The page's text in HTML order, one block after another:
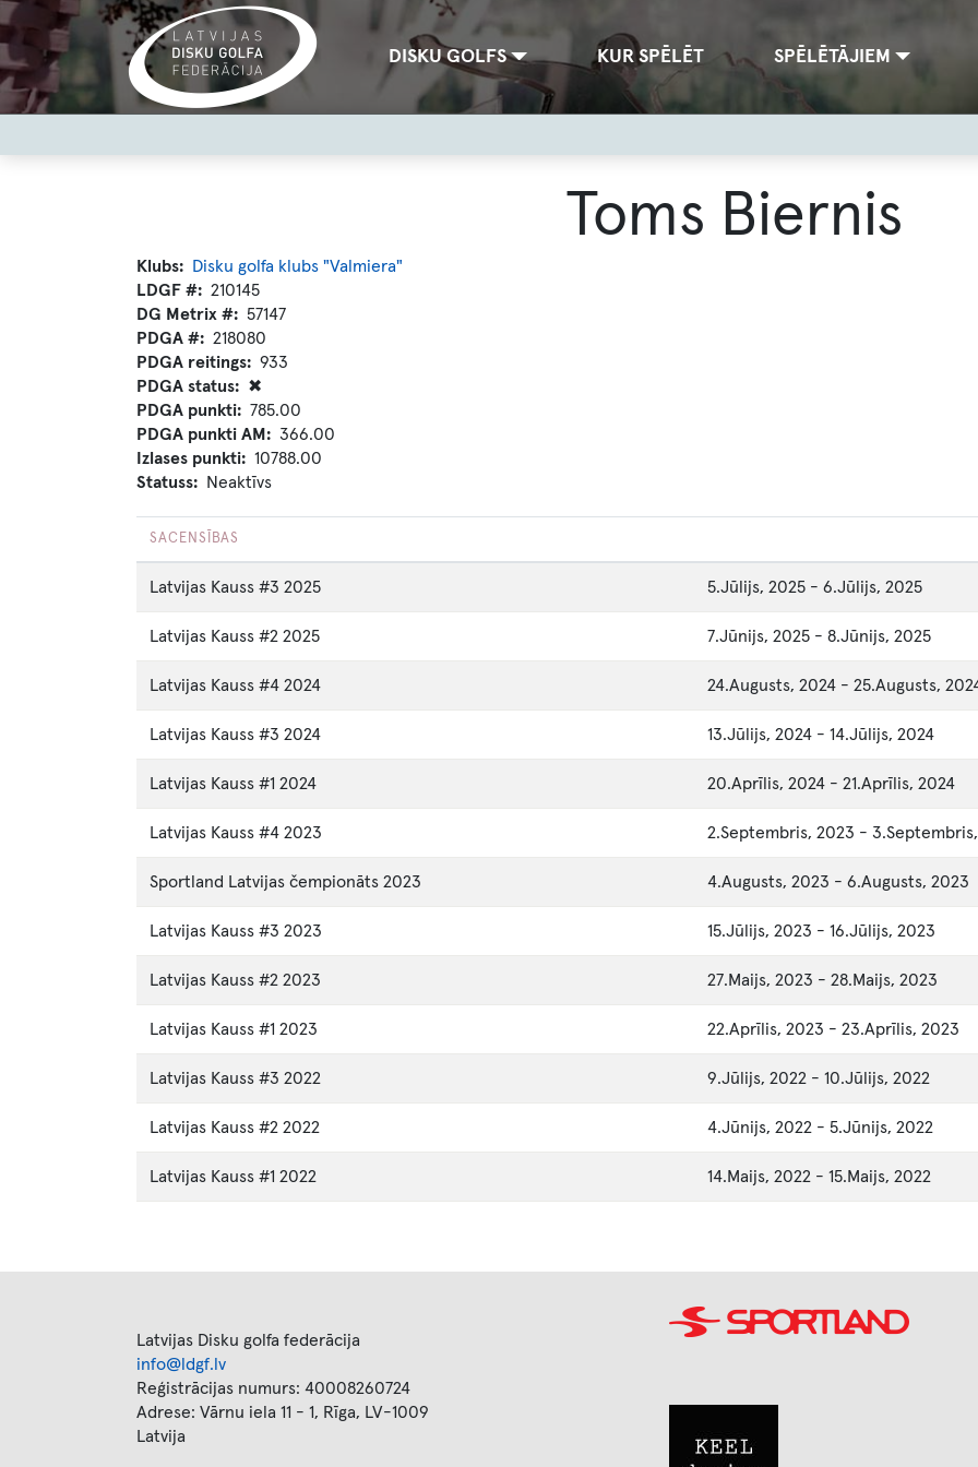
Pārlekt
galveno
saturu
navigationDISKU GOLFS KUR SPĒLĒT SPĒLĒTĀJIEM
menu
Toms Biernis
Klubs
Disku golfa klubs "Valmiera"
LDGF #
210145
DG Metrix #
57147
PDGA #
218080
PDGA reitings
933
PDGA status
✖
PDGA punkti
785.00
PDGA punkti AM
366.00
Izlases punkti
10788.00
Statuss
Neaktīvs
SACENSĪBAS
Latvijas Kauss #3 2025 5.Jūlijs, 2025 - 6.Jūlijs, 2025
Latvijas Kauss #2 2025 7.Jūnijs, 2025 - 8.Jūnijs, 2025
Latvijas Kauss #4 2024 24.Augusts, 2024 - 25.Augusts,
Latvijas Kauss #3 2024 13.Jūlijs, 2024 - 14.Jūlijs, 2024
Latvijas Kauss #1 2024 20.Aprīlis, 2024 - 21.Aprīlis, 2024
Latvijas Kauss #4 2023 2.Septembris, 2023 -
Sportland Latvijas čempionāts 2023 4.Augusts, 2023 - 6.Augusts, 2023
Latvijas Kauss #3 2023 15.Jūlijs, 2023 - 16.Jūlijs, 2023
Latvijas Kauss #2 2023 27.Maijs, 2023 - 28.Maijs, 2023
Latvijas Kauss #1 2023 22.Aprīlis, 2023 - 23.Aprīlis, 2023
Latvijas Kauss #3 2022 9.Jūlijs, 2022 - 10.Jūlijs, 2022
Latvijas Kauss #2 2022 4.Jūnijs, 2022 - 5.Jūnijs, 2022
Latvijas Kauss #1 2022 14.Maijs, 2022 - 15.Maijs, 2022
Latvijas Disku golfa federācija
info@ldgf.lv
Reģistrācijas numurs: 40008260724
Adrese: Vārnu iela 11 - 1, Rīga, LV-1009
Latvija
Image